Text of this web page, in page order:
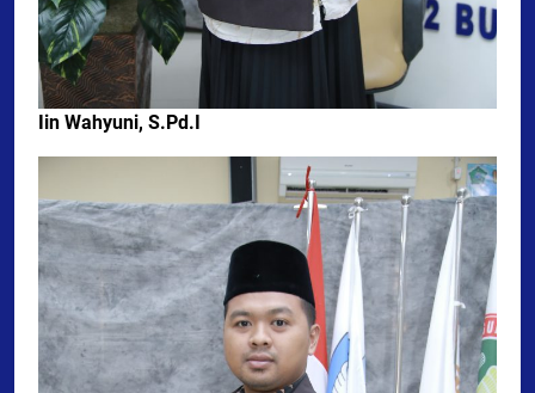
Iin Wahyuni, S.Pd.I